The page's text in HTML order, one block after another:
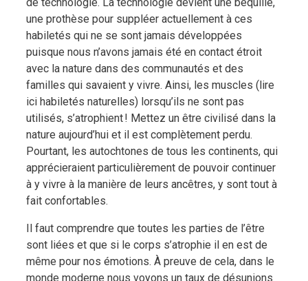
de technologie. La technologie devient une béquille,
une prothèse pour suppléer actuellement à ces
habiletés qui ne se sont jamais développées
puisque nous n’avons jamais été en contact étroit
avec la nature dans des communautés et des
familles qui savaient y vivre. Ainsi, les muscles (lire
ici habiletés naturelles) lorsqu’ils ne sont pas
utilisés, s’atrophient ! Mettez un être civilisé dans la
nature aujourd’hui et il est complètement perdu.
Pourtant, les autochtones de tous les continents, qui
apprécieraient particulièrement de pouvoir continuer
à y vivre à la manière de leurs ancêtres, y sont tout à
fait confortables.
Il faut comprendre que toutes les parties de l’être
sont liées et que si le corps s’atrophie il en est de
même pour nos émotions. À preuve de cela, dans le
monde moderne nous voyons un taux de désunions